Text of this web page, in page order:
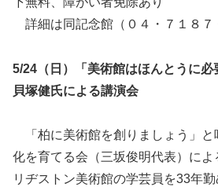
詳細は同記念館（０４・７１８７
5/24（日）「美術館はほんとうに
貝塚健氏による講演会
「柏に美術館を創りましょう」と
化を育てる会（三坂俊明代表）に
リヂストン美術館の学芸員を33年